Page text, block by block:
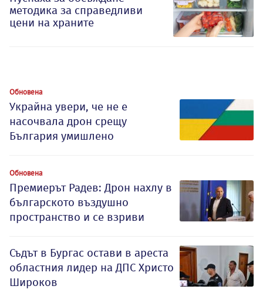
методика за справедливи
цени на храните
Обновена
Украйна увери, че не е
насочвала дрон срещу
България умишлено
Обновена
Премиерът Радев: Дрон нахлу в
българското въздушно
пространство и се взриви
Съдът в Бургас остави в ареста
областния лидер на ДПС Христо
Широков